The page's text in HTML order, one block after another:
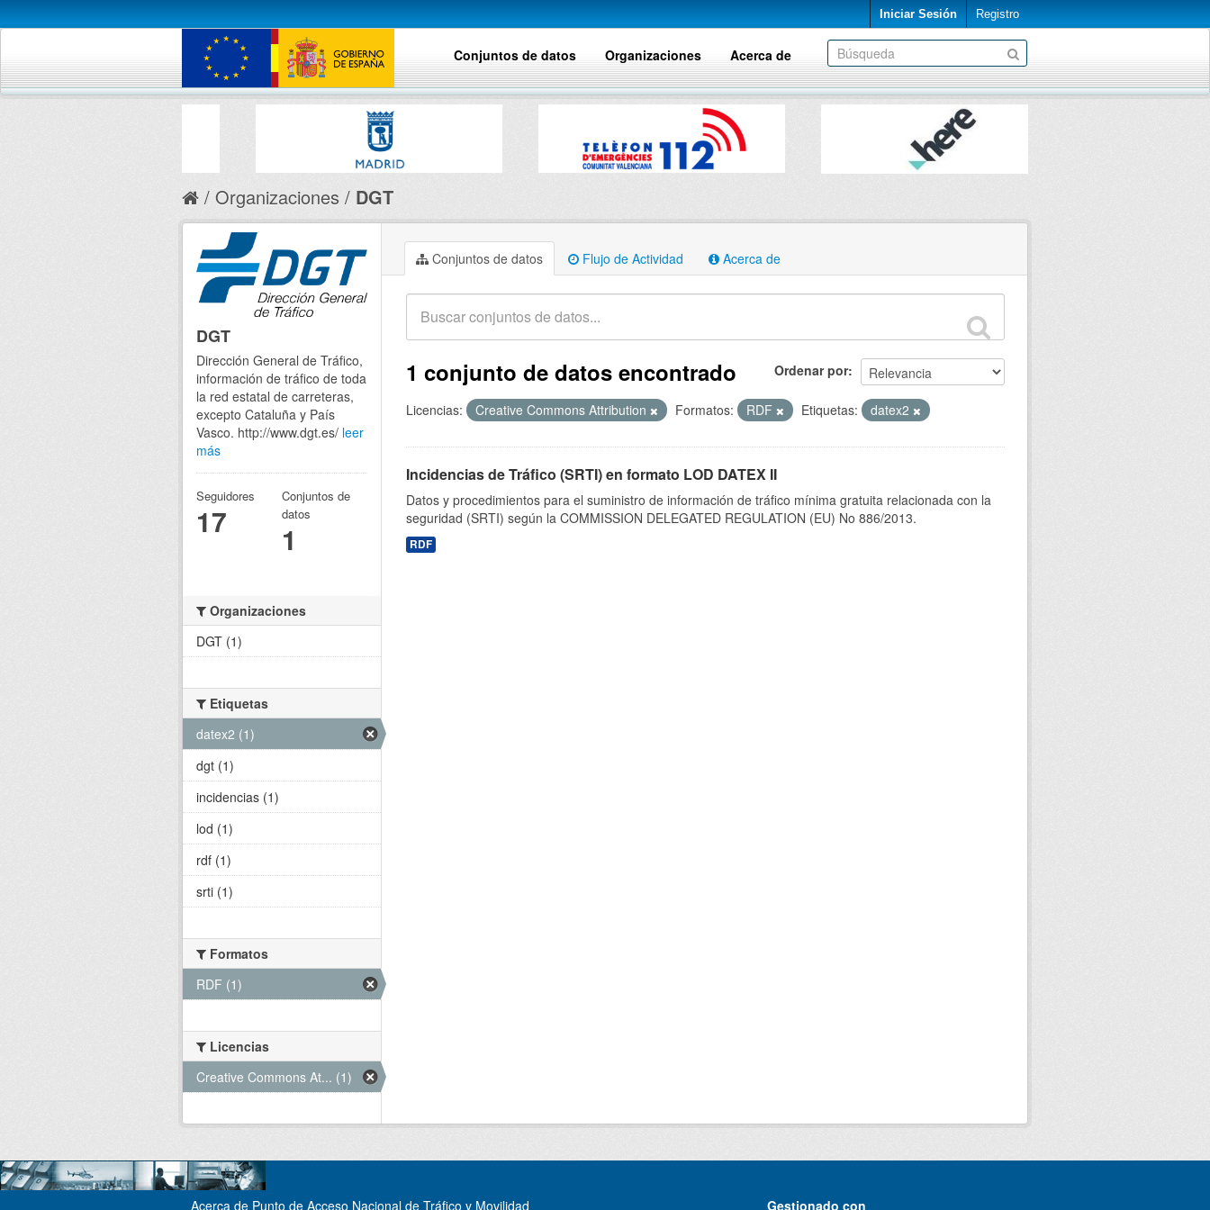
Iniciar Sesión Registro
Conjuntos de datos Organizaciones Acerca de
Organizaciones DGT
Conjuntos de datos Flujo de Actividad Acerca de
Ordenar por
1 conjunto de datos encontrado
Licencias: Creative Commons Attribution Formatos: RDF Etiquetas: datex2
Incidencias de Tráfico (SRTI) en formato LOD DATEX II
Datos y procedimientos para el suministro de información de tráfico mínima gratuita relacionada con la
seguridad (SRTI) según la COMMISSION DELEGATED REGULATION (EU) No 886/2013.
RDF
DGT
Dirección General de Tráfico,
información de tráfico de toda
la red estatal de carreteras,
excepto Cataluña y País
Vasco. http://www.dgt.es/ leer
más
Seguidores
17
Conjuntos de
datos
1
Organizaciones
DGT (1)
Etiquetas
datex2 (1)
dgt (1)
incidencias (1)
lod (1)
rdf (1)
srti (1)
Formatos
RDF (1)
Licencias
Creative Commons At... (1)
Acerca de Punto de Acceso Nacional de Tráfico y Movilidad Gestionado con